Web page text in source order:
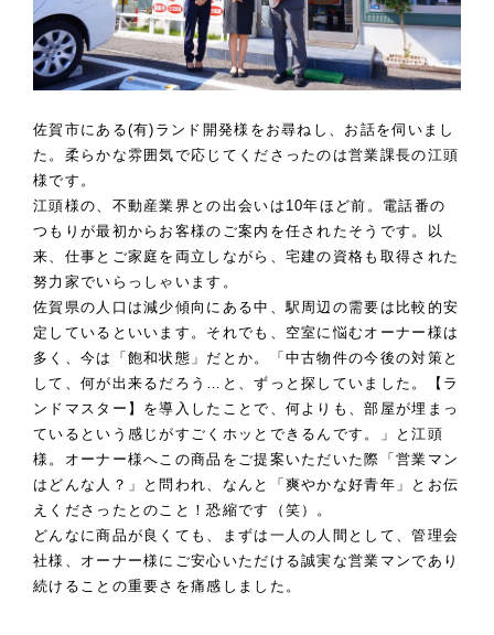
佐賀市にある(有)ランド開発様をお尋ねし、お話を伺いまし
た。柔らかな雰囲気で応じてくださったのは営業課長の江頭
様です。
江頭様の、不動産業界との出会いは10年ほど前。電話番の
つもりが最初からお客様のご案内を任されたそうです。以
来、仕事とご家庭を両立しながら、宅建の資格も取得された
努力家でいらっしゃいます。
佐賀県の人口は減少傾向にある中、駅周辺の需要は比較的安
定しているといいます。それでも、空室に悩むオーナー様は
多く、今は「飽和状態」だとか。「中古物件の今後の対策と
して、何が出来るだろう…と、ずっと探していました。【ラ
ンドマスター】を導入したことで、何よりも、部屋が埋まっ
ているという感じがすごくホッとできるんです。」と江頭
様。オーナー様へこの商品をご提案いただいた際「営業マン
はどんな人？」と問われ、なんと「爽やかな好青年」とお伝
えくださったとのこと！恐縮です（笑）。
どんなに商品が良くても、まずは一人の人間として、管理会
社様、オーナー様にご安心いただける誠実な営業マンであり
続けることの重要さを痛感しました。